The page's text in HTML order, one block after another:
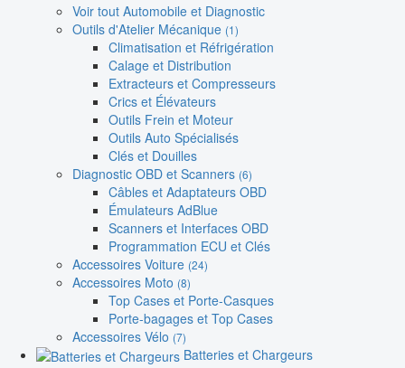
Voir tout Automobile et Diagnostic
Outils d'Atelier Mécanique (1)
Climatisation et Réfrigération
Calage et Distribution
Extracteurs et Compresseurs
Crics et Élévateurs
Outils Frein et Moteur
Outils Auto Spécialisés
Clés et Douilles
Diagnostic OBD et Scanners (6)
Câbles et Adaptateurs OBD
Émulateurs AdBlue
Scanners et Interfaces OBD
Programmation ECU et Clés
Accessoires Voiture (24)
Accessoires Moto (8)
Top Cases et Porte-Casques
Porte-bagages et Top Cases
Accessoires Vélo (7)
Batteries et Chargeurs